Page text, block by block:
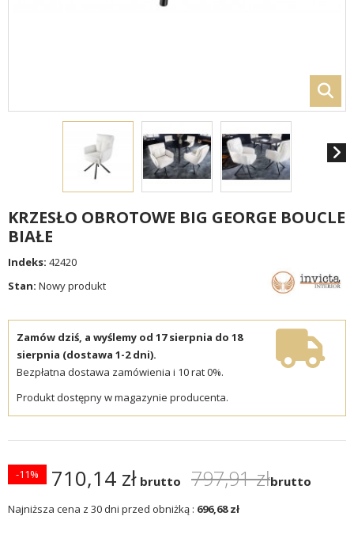
KRZESŁO OBROTOWE BIG GEORGE BOUCLE
BIAŁE
Indeks: 42420
Stan: Nowy produkt
Zamów dziś, a wyślemy od 17 sierpnia do 18
sierpnia (dostawa 1-2 dni).
Bezpłatna dostawa zamówienia i 10 rat 0%.
Produkt dostępny w magazynie producenta.
710,14 zł brutto 797,91 złbrutto
-11%
Najniższa cena z 30 dni przed obniżką : 696,68 zł